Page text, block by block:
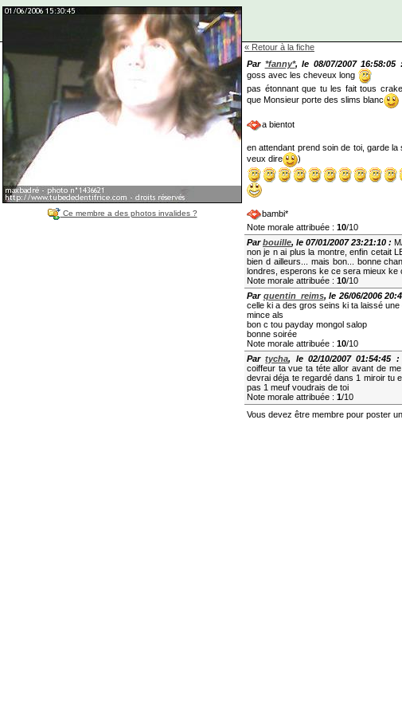
Ce membre a des photos invalides ?
« Retour à la fiche
Par *fanny*, le 08/07/2007 16:58:05 :
goss avec les cheveux long
pas étonnant que tu les fait tous
que Monsieur porte des slims blanc
a bientot
en attendant prend soin de toi, garde
veux dire
)
bambi*
Note morale attribuée : 10/10
Parbouille, le 07/01/2007 23:21:10 :
non je n ai plus la montre, enfin cetait
bien d ailleurs... mais bon... bonne
londres, esperons ke ce sera mieux ke
Note morale attribuée : 10/10
Par quentin_reims, le 26/06/2006
celle ki a des gros seins ki ta laissé une
mince als
bon c tou payday mongol salop
bonne soirée
Note morale attribuée : 10/10
Partycha, le 02/10/2007 01:54:45 :
coiffeur ta vue ta téte allor avant de
devrai déja te regardé dans 1 miroir tu
pas 1 meuf voudrais de toi
Note morale attribuée : 1/10
Vous devez être membre pour poster